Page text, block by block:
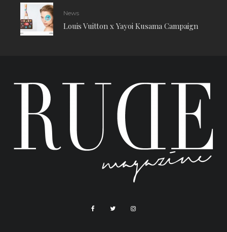
News
Louis Vuitton x Yayoi Kusama Campaign